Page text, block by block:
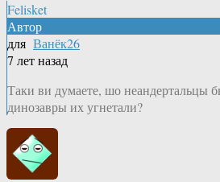
Felisket
Автор
для Ванёк26
7 лет назад
Таки ви думаете, шо неандертальцы
динозавры их угнетали?